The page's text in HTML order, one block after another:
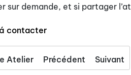
sur demande, et si partager
contacter
Atelier Précédent Suivant